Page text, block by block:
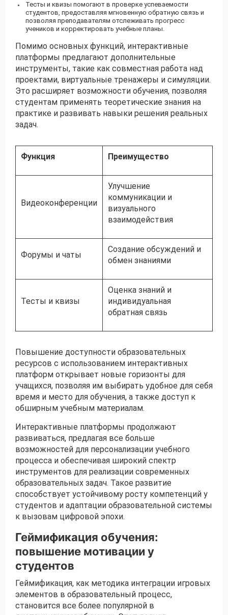
Тесты и квизы помогают в проверке успеваемости
студентов, предоставляя мгновенную обратную связь и
позволяя преподавателям отслеживать прогресс
учеников и корректировать учебные планы.
Помимо основных функций, интерактивные
платформы предлагают дополнительные
инструменты, такие как совместная работа над
проектами, виртуальные тренажеры и симуляции.
Это расширяет возможности обучения, позволяя
студентам применять теоретические знания на
практике и развивать навыки решения реальных
задач.
Функция Преимущество
Видеоконференции
Улучшение
коммуникации и
визуального
взаимодействия
Форумы и чаты
Создание обсуждений и
обмен знаниями
Тесты и квизы
Оценка знаний и
индивидуальная
обратная связь
Повышение доступности образовательных
ресурсов с использованием интерактивных
платформ открывает новые горизонты для
учащихся, позволяя им выбирать удобное для себя
время и место для обучения, а также доступ к
обширным учебным материалам.
Интерактивные платформы продолжают
развиваться, предлагая все больше
возможностей для персонализации учебного
процесса и обеспечивая широкий спектр
инструментов для реализации современных
образовательных задач. Такое развитие
способствует устойчивому росту компетенций у
студентов и адаптации образовательной системы
к вызовам цифровой эпохи.
Геймификация обучения:
повышение мотивации у
студентов
Геймификация, как методика интеграции игровых
элементов в образовательный процесс,
становится все более популярной в